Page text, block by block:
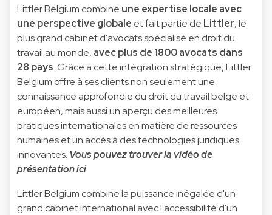
Littler Belgium combine une expertise locale avec
une perspective globale et fait partie de Littler, le
plus grand cabinet d'avocats spécialisé en droit du
travail au monde, avec plus de 1800 avocats dans
28 pays. Grâce à cette intégration stratégique, Littler
Belgium offre à ses clients non seulement une
connaissance approfondie du droit du travail belge et
européen, mais aussi un aperçu des meilleures
pratiques internationales en matière de ressources
humaines et un accès à des technologies juridiques
innovantes. Vous pouvez trouver la vidéo de
présentation ici.
Littler Belgium combine la puissance inégalée d'un
grand cabinet international avec l'accessibilité d'un